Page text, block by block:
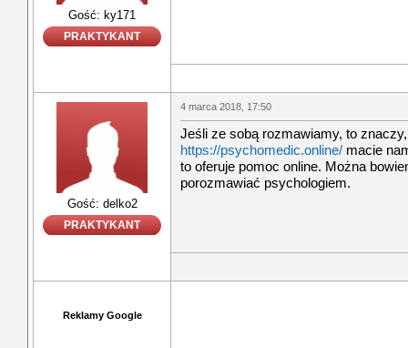
Gość: ky171
PRAKTYKANT
Gość: delko2
PRAKTYKANT
4 marca 2018, 17:50
Jeśli ze sobą rozmawiamy, to
https://psychomedic.online/ macie
to oferuje pomoc online. Można
porozmawiać psychologiem.
Reklamy Google